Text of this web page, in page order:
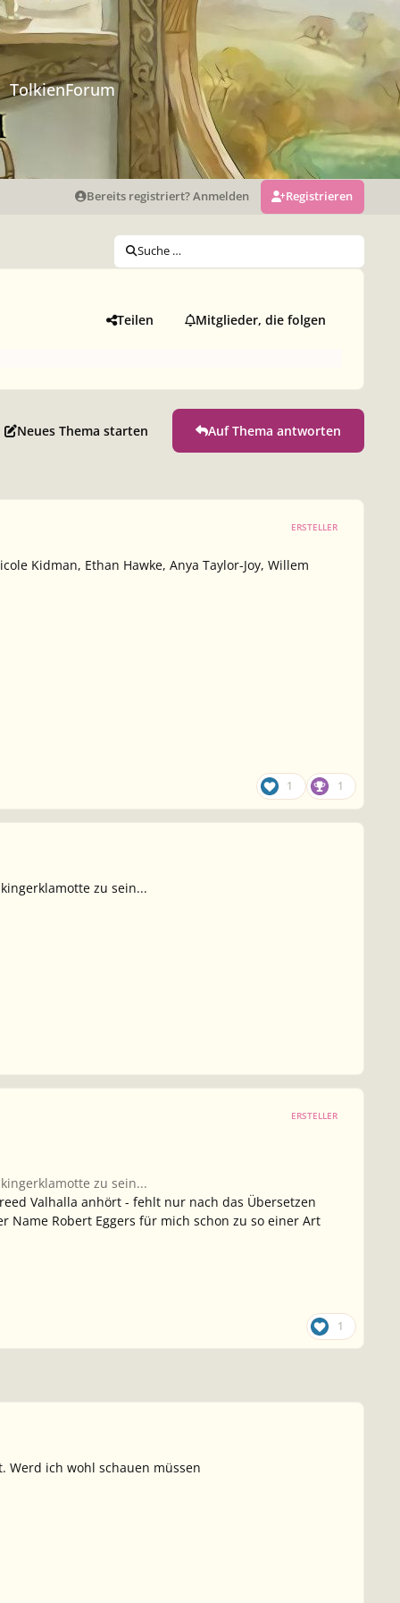
TolkienForum
Bereits registriert? Anmelden Registrieren
Suche …
Teilen Mitglieder, die folgen
Neues Thema starten Auf Thema antworten
ERSTELLER
Kidman, Ethan Hawke, Anya Taylor-Joy, Willem
1 1
zu sein...
ERSTELLER
zu sein...
Valhalla anhört - fehlt nur nach das Übersetzen
Name Robert Eggers für mich schon zu so einer Art
1
Werd ich wohl schauen müssen